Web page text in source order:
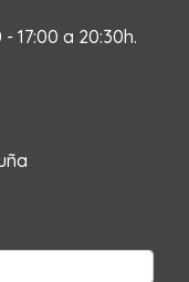
17:00 a 20:30h.